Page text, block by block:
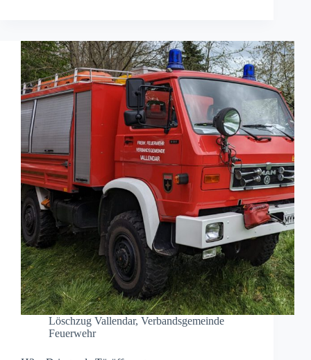
Löschzug Vallendar, Verbandsgemeinde
Feuerwehr